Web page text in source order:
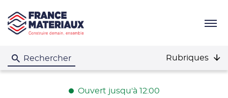
Menu
Rechercher Rubriques
Ouvert jusqu'à 12:00